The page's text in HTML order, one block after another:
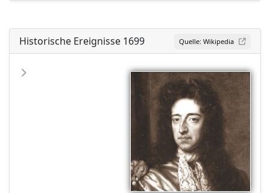
Quelle: Wikipedia
Historische Ereignisse 1699